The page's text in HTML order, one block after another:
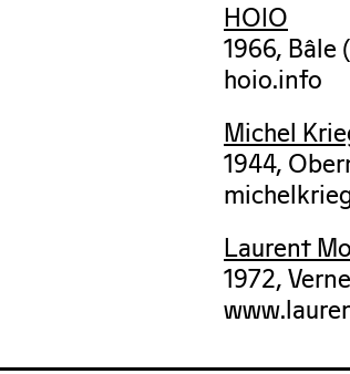
HOIO
1966, Bâle
hoio.info
Michel
1944,
Laurent
1972,